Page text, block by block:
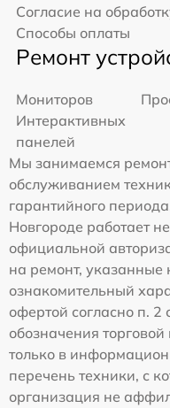
Согласие на
Способы оплаты
Ремонт
Мониторов
Интерактивных
панелей
Мы занимаемся
обслуживанием
гарантийного
Новгороде работает
официальной
на ремонт, указанные
ознакомительный
офертой согласно п.
обозначения
только в
перечень техники, с
организация не